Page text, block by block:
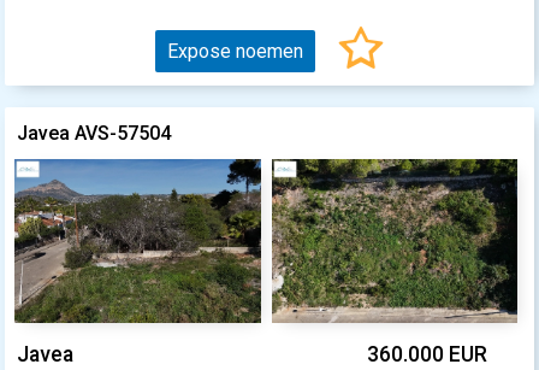
Expose noemen
Javea AVS-57504
Javea 360.000 EUR